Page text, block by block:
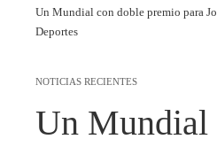
Un Mundial con doble premio para
Deportes
NOTICIAS RECIENTES
Un Mundial